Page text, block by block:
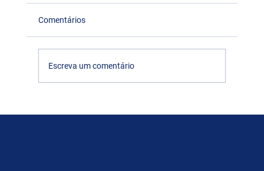
Comentários
Escreva um comentário